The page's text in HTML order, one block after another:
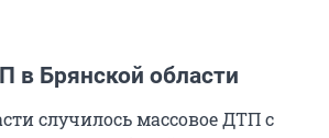
в Брянской области
случилось массовое ДТП с